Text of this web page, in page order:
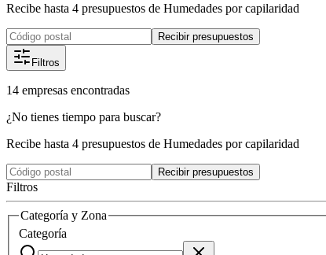
Recibe hasta 4 presupuestos de Humedades por capilaridad
Recibir presupuestos
Filtros
14 empresas encontradas
¿No tienes tiempo para buscar?
Recibe hasta 4 presupuestos de Humedades por capilaridad
Recibir presupuestos
Filtros
Categoría y Zona
Categoría